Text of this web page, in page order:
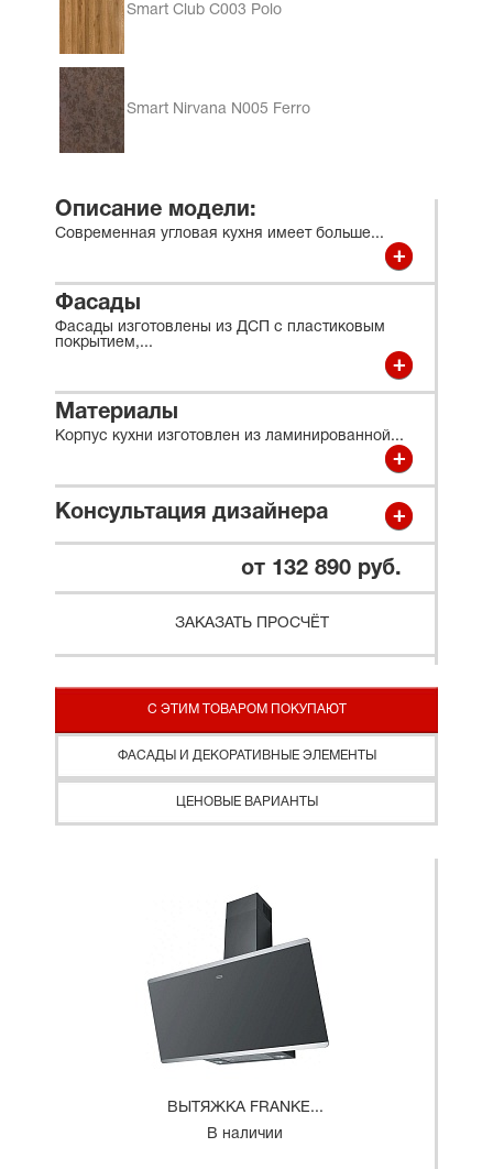
Smart Club C003 Polo
Smart Nirvana N005 Ferro
Описание модели:
Современная угловая кухня имеет больше...
Фасады
Фасады изготовлены из ДСП с пластиковым
покрытием,...
Материалы
Корпус кухни изготовлен из ламинированной...
Консультация дизайнера
от 132 890 руб.
ЗАКАЗАТЬ ПРОСЧЁТ
С ЭТИМ ТОВАРОМ ПОКУПАЮТ
ФАСАДЫ И ДЕКОРАТИВНЫЕ ЭЛЕМЕНТЫ
ЦЕНОВЫЕ ВАРИАНТЫ
ВЫТЯЖКА FRANKE...
В наличии